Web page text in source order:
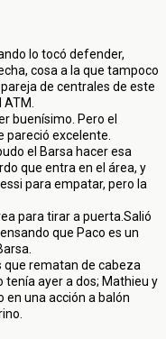
lo tocó defender,
cosa a la que tampoco
de centrales de este
buenísimo. Pero el
excelente.
el Barsa hacer esa
que entra en el área, y
para empatar, pero la
para tirar a puerta.Salió
que Paco es un
que rematan de cabeza
tenía ayer a dos; Mathieu y
en una acción a balón